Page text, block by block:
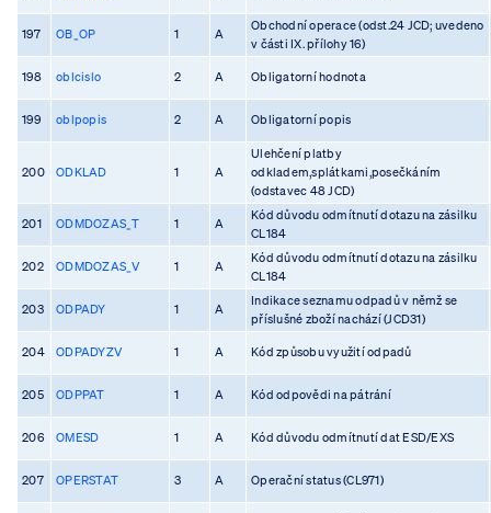
197 OB_OP 1 A
Obchodní operace (odst.24 JCD; uvedeno
v části IX. přílohy 16)
198 oblcislo 2 A Obligatorní hodnota
199 oblpopis 2 A Obligatorní popis
200 ODKLAD 1 A
Ulehčení platby
odkladem,splátkami,posečkáním
(odstavec 48 JCD)
201 ODMDOZAS_T 1 A
Kód důvodu odmítnutí dotazu na zásilku
CL184
202 ODMDOZAS_V 1 A
Kód důvodu odmítnutí dotazu na zásilku
CL184
203 ODPADY 1 A
Indikace seznamu odpadů v němž se
příslušné zboží nachází (JCD31)
204 ODPADYZV 1 A Kód způsobu využití odpadů
205 ODPPAT 1 A Kód odpovědi na pátrání
206 OMESD 1 A Kód důvodu odmítnutí dat ESD/EXS
207 OPERSTAT 3 A Operační status (CL971)